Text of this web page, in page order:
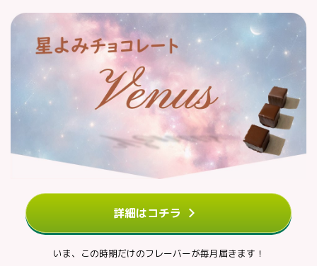
詳細はコチラ
いま、この時期だけのフレーバーが毎月届きます！